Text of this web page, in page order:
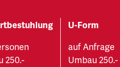
250.-
U-Form
auf Anfrage
Umbau 250.-